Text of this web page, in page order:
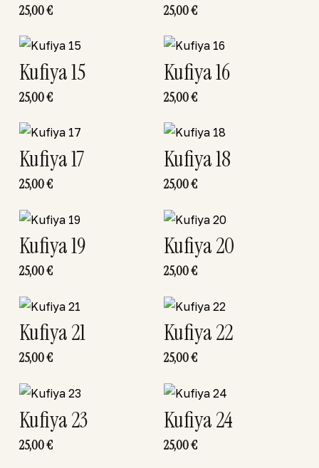
25,00€ 25,00€
Kufiya 15
25,00€
Kufiya 16
25,00€
Kufiya 17
25,00€
Kufiya 18
25,00€
Kufiya 19
25,00€
Kufiya 20
25,00€
Kufiya 21
25,00€
Kufiya 22
25,00€
Kufiya 23
25,00€
Kufiya 24
25,00€